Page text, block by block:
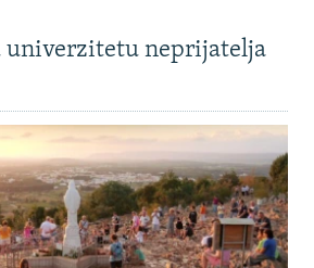
univerzitetu neprijatelja